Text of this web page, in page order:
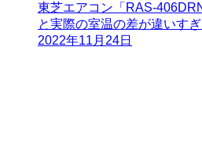
東芝エアコン「RAS-
と実際の室温の差が違いす
2022年11月24日